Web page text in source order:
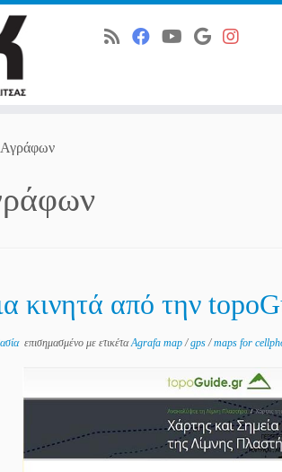
κινητά από την
επισημασμένο με ετικέταAgrafa map/gps/maps for